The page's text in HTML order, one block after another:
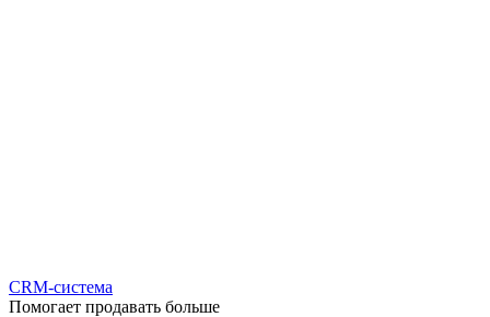
CRM-система
Помогает продавать больше